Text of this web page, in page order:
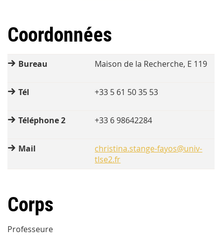
Coordonnées
Bureau Maison de la Recherche, E 119
Tél +33 5 61 50 35 53
Téléphone 2 +33 6 98642284
Mail
christina.stange-fayos@univ-
tlse2.fr
Corps
Professeure